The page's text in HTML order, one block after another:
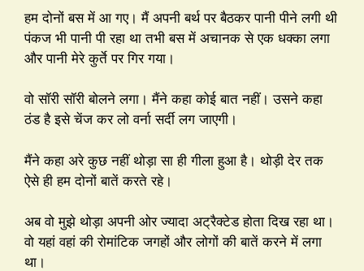
हम दोनों बस में आ गए। मैं अपनी बर्थ पर बैठकर पानी पीने लगी थी
पंकज भी पानी पी रहा था तभी बस में अचानक से एक धक्का लगा
और पानी मेरे कुर्ते पर गिर गया।
वो सॉरी सॉरी बोलने लगा। मैंने कहा कोई बात नहीं। उसने कहा
ठंड है इसे चेंज कर लो वर्ना सर्दी लग जाएगी।
मैंने कहा अरे कुछ नहीं थोड़ा सा ही गीला हुआ है। थोड़ी देर तक
ऐसे ही हम दोनों बातें करते रहे।
अब वो मुझे थोड़ा अपनी ओर ज्यादा अट्रैक्टेड होता दिख रहा था।
वो यहां वहां की रोमांटिक जगहों और लोगों की बातें करने में लगा
था।